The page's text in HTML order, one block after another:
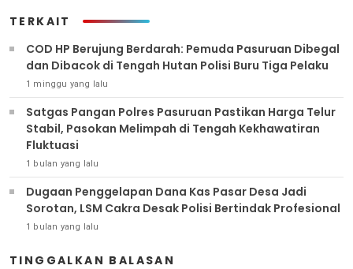
TERKAIT
COD HP Berujung Berdarah: Pemuda Pasuruan Dibegal
dan Dibacok di Tengah Hutan Polisi Buru Tiga Pelaku
1 minggu yang lalu
Satgas Pangan Polres Pasuruan Pastikan Harga Telur
Stabil, Pasokan Melimpah di Tengah Kekhawatiran
Fluktuasi
1 bulan yang lalu
Dugaan Penggelapan Dana Kas Pasar Desa Jadi
Sorotan, LSM Cakra Desak Polisi Bertindak Profesional
1 bulan yang lalu
TINGGALKAN BALASAN